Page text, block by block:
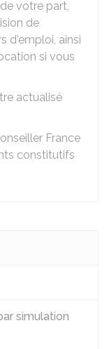
votre part,
de
d'emploi, ainsi
si vous
actualisé
France
constitutifs
simulation